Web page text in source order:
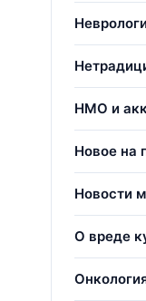
НМО и
Новое на
Новости
О вреде